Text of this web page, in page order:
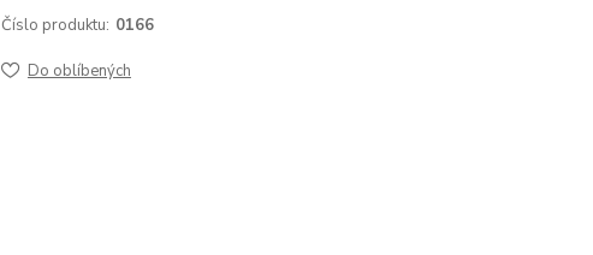
Číslo produktu: 0166
Do oblíbených